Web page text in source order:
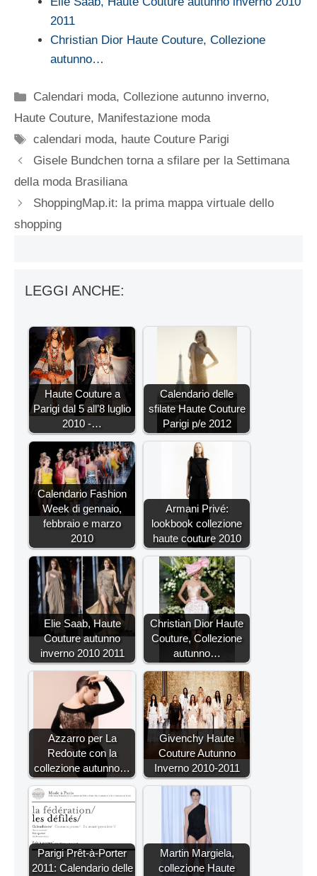
2011
Christian Dior Haute Couture, Collezione
autunno…
Categorie
Calendari moda, Collezione autunno inverno,
Haute Couture, Manifestazione moda
Tag
calendari moda, haute Couture Parigi
Gisele Bundchen torna a sfilare per la Settimana
della moda Brasiliana
ShoppingMap.it: la prima mappa virtuale dello
shopping
LEGGI ANCHE:
Haute Couture a
Parigi dal 5 all’8 luglio
2010 -…
Calendario delle
sfilate Haute Couture
Parigi p/e 2012
Calendario Fashion
Week di gennaio,
febbraio e marzo
2010
Armani Privé:
lookbook collezione
haute couture 2010
Elie Saab, Haute
Couture autunno
inverno 2010 2011
Christian Dior Haute
Couture, Collezione
autunno…
Azzarro per La
Redoute con la
collezione autunno…
Givenchy Haute
Couture Autunno
Inverno 2010-2011
Parigi Prêt-à-Porter
2011: Calendario delle
Martin Margiela,
collezione Haute